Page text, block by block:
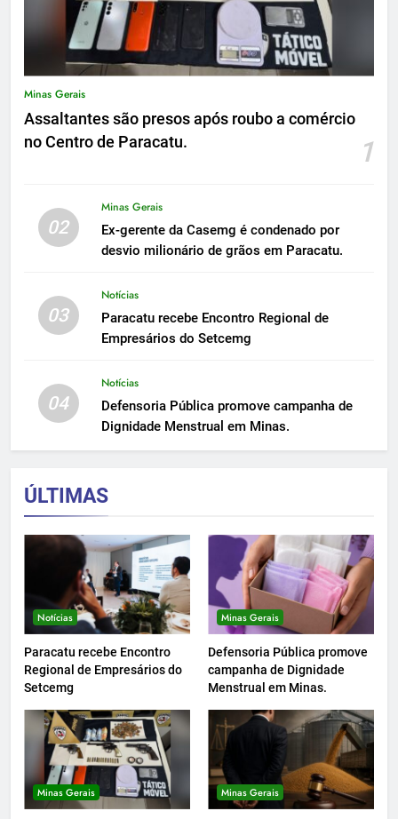
Minas Gerais
Assaltantes são presos após roubo a comércio
no Centro de Paracatu.
1
02
Minas Gerais
Ex-gerente da Casemg é condenado por
desvio milionário de grãos em Paracatu.
03
Notícias
Paracatu recebe Encontro Regional de
Empresários do Setcemg
04
Notícias
Defensoria Pública promove campanha de
Dignidade Menstrual em Minas.
ÚLTIMAS
Notícias
Paracatu recebe Encontro
Regional de Empresários do
Setcemg
Minas Gerais
Defensoria Pública promove
campanha de Dignidade
Menstrual em Minas.
Minas Gerais Minas Gerais